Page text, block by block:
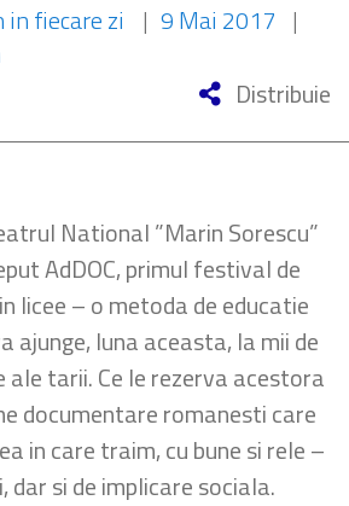
in fiecare zi | 9 Mai 2017 |
Distribuie
National ”Marin Sorescu”
AdDOC, primul festival de
licee – o metoda de educatie
ajunge, luna aceasta, la mii de
ale tarii. Ce le rezerva acestora
documentare romanesti care
in care traim, cu bune si rele –
dar si de implicare sociala.